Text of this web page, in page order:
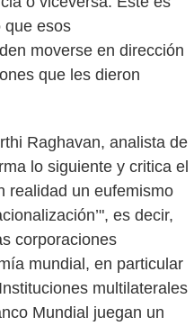
que esos
moverse en dirección
que les dieron
Raghavan, analista de
lo siguiente y critica el
realidad un eufemismo
es decir,
corporaciones
mundial, en particular
multilaterales
Mundial juegan un